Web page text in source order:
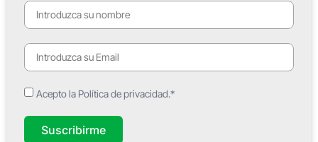
Acepto la Política de privacidad.*
Suscribirme